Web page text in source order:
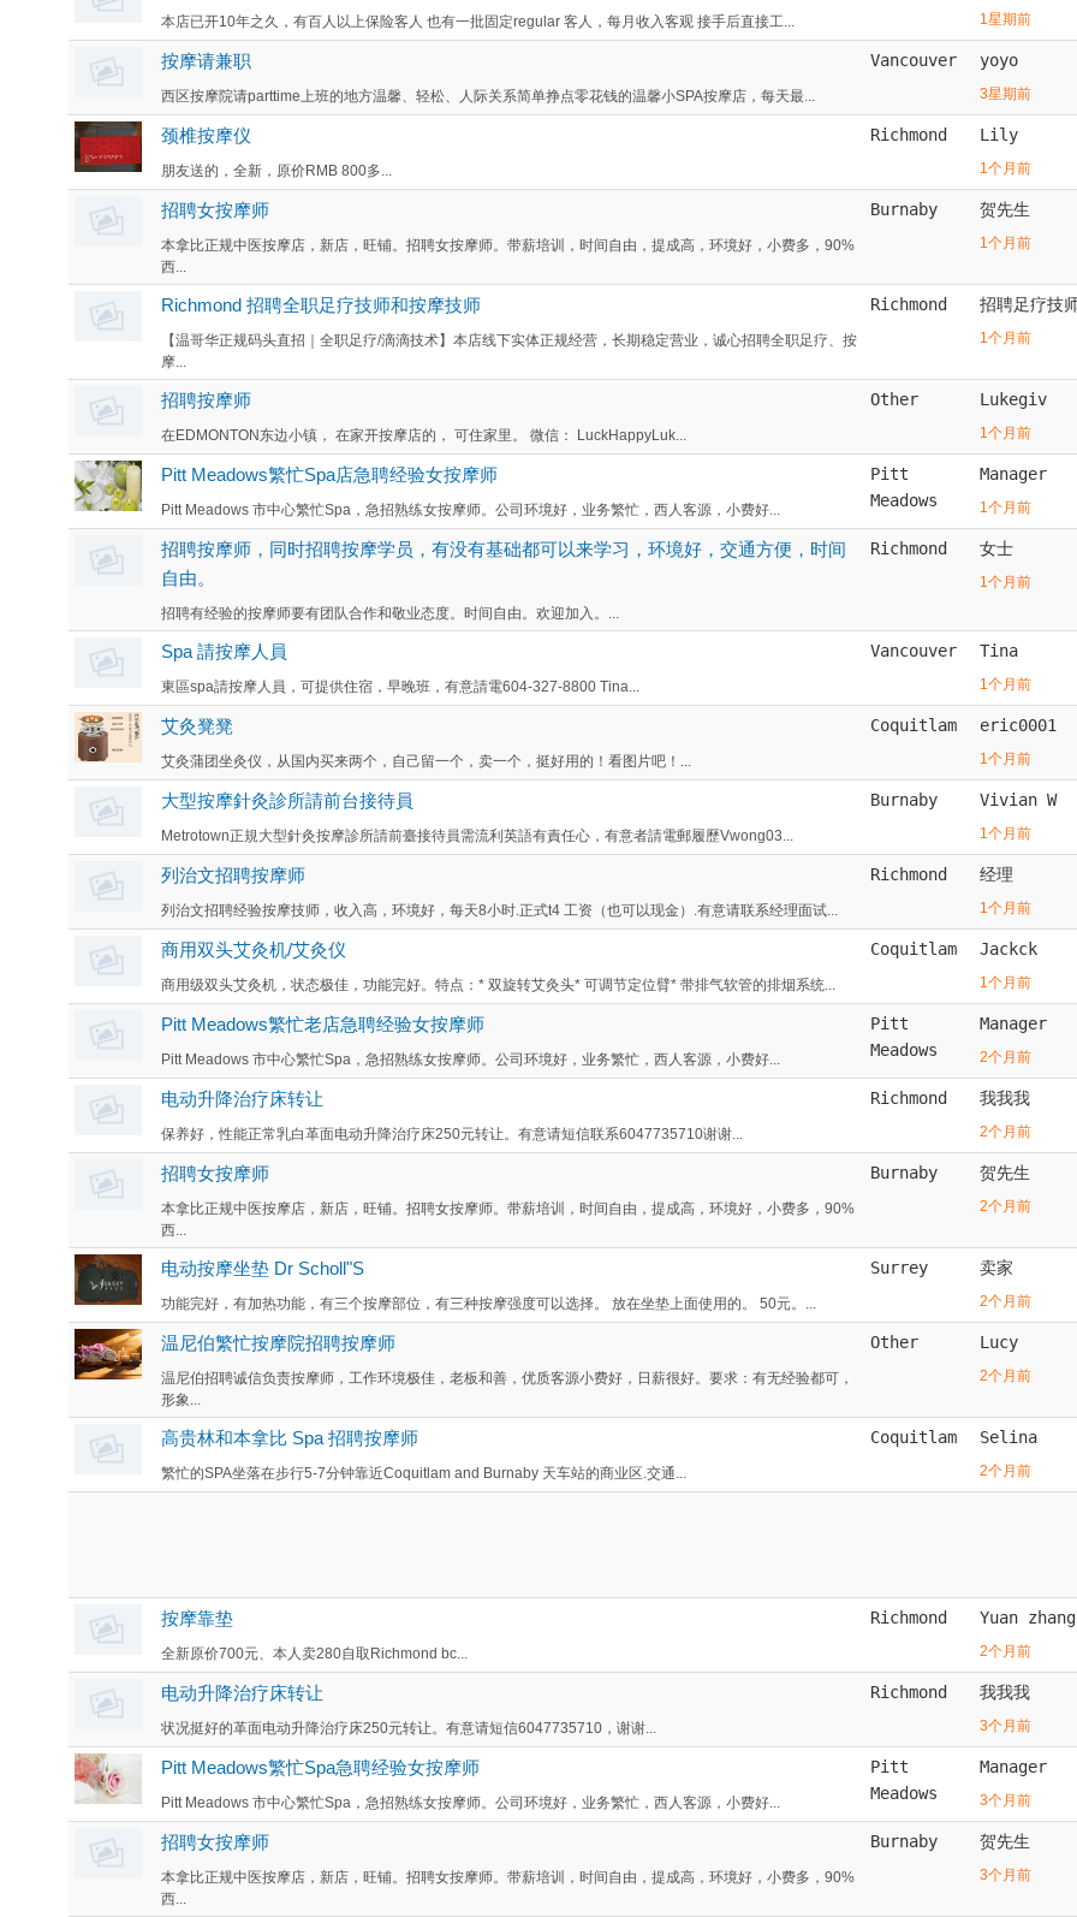
本店已开10年之久，有百人以上保险客人 也有一批固定regular 客人，每月收入客观 接手后直接工... 1星期前
按摩请兼职
西区按摩院请parttime上班的地方温馨、轻松、人际关系简单挣点零花钱的温馨小SPA按摩店，每天最...
Vancouver yoyo
3星期前
颈椎按摩仪
朋友送的，全新，原价RMB 800多...
Richmond Lily
1个月前
招聘女按摩师
本拿比正规中医按摩店，新店，旺铺。招聘女按摩师。带薪培训，时间自由，提成高，环境好，小费多，90%
西...
Burnaby 贺先生
1个月前
Richmond 招聘全职足疗技师和按摩技师
【温哥华正规码头直招｜全职足疗/滴滴技术】本店线下实体正规经营，长期稳定营业，诚心招聘全职足疗、按
摩...
Richmond 招聘足疗技
1个月前
招聘按摩师
在EDMONTON东边小镇， 在家开按摩店的， 可住家里。 微信： LuckHappyLuk...
Other Lukegiv
1个月前
Pitt Meadows繁忙Spa店急聘经验女按摩师
Pitt Meadows 市中心繁忙Spa，急招熟练女按摩师。公司环境好，业务繁忙，西人客源，小费好...
Pitt
Meadows
Manager
1个月前
招聘按摩师，同时招聘按摩学员，有没有基础都可以来学习，环境好，交通方便，时间
自由。
招聘有经验的按摩师要有团队合作和敬业态度。时间自由。欢迎加入。...
Richmond 女士
1个月前
Spa 請按摩人員
東區spa請按摩人員，可提供住宿，早晚班，有意請電604-327-8800 Tina...
Vancouver Tina
1个月前
艾灸凳凳
艾灸蒲团坐灸仪，从国内买来两个，自己留一个，卖一个，挺好用的！看图片吧！...
Coquitlam eric0001
1个月前
大型按摩針灸診所請前台接待員
Metrotown正規大型針灸按摩診所請前臺接待員需流利英語有責任心，有意者請電郵履歷Vwong03...
Burnaby Vivian W
1个月前
列治文招聘按摩师
列治文招聘经验按摩技师，收入高，环境好，每天8小时.正式t4 工资（也可以现金）.有意请联系经理面试...
Richmond 经理
1个月前
商用双头艾灸机/艾灸仪
商用级双头艾灸机，状态极佳，功能完好。特点：* 双旋转艾灸头* 可调节定位臂* 带排气软管的排烟系统...
Coquitlam Jackck
1个月前
Pitt Meadows繁忙老店急聘经验女按摩师
Pitt Meadows 市中心繁忙Spa，急招熟练女按摩师。公司环境好，业务繁忙，西人客源，小费好...
Pitt
Meadows
Manager
2个月前
电动升降治疗床转让
保养好，性能正常乳白革面电动升降治疗床250元转让。有意请短信联系6047735710谢谢...
Richmond 我我我
2个月前
招聘女按摩师
本拿比正规中医按摩店，新店，旺铺。招聘女按摩师。带薪培训，时间自由，提成高，环境好，小费多，90%
西...
Burnaby 贺先生
2个月前
电动按摩坐垫 Dr Scholl"S
功能完好，有加热功能，有三个按摩部位，有三种按摩强度可以选择。 放在坐垫上面使用的。 50元。...
Surrey 卖家
2个月前
温尼伯繁忙按摩院招聘按摩师
温尼伯招聘诚信负责按摩师，工作环境极佳，老板和善，优质客源小费好，日薪很好。要求：有无经验都可，
形象...
Other Lucy
2个月前
高贵林和本拿比 Spa 招聘按摩师
繁忙的SPA坐落在步行5-7分钟靠近Coquitlam and Burnaby 天车站的商业区.交通...
Coquitlam Selina
2个月前
按摩靠垫
全新原价700元、本人卖280自取Richmond bc...
Richmond Yuan zhang
2个月前
电动升降治疗床转让
状况挺好的革面电动升降治疗床250元转让。有意请短信6047735710，谢谢...
Richmond 我我我
3个月前
Pitt Meadows繁忙Spa急聘经验女按摩师
Pitt Meadows 市中心繁忙Spa，急招熟练女按摩师。公司环境好，业务繁忙，西人客源，小费好...
Pitt
Meadows
Manager
3个月前
招聘女按摩师
本拿比正规中医按摩店，新店，旺铺。招聘女按摩师。带薪培训，时间自由，提成高，环境好，小费多，90%
西...
Burnaby 贺先生
3个月前